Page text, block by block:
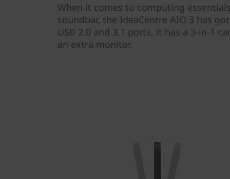
When it comes to computing
soundbar, the IdeaCentre AIO 3 has
USB 2.0 and 3.1 ports, it has a 3-in-1
an extra monitor.